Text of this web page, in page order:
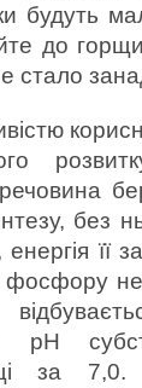
будуть
до
стало
без
її
не
рН
за 7,0.